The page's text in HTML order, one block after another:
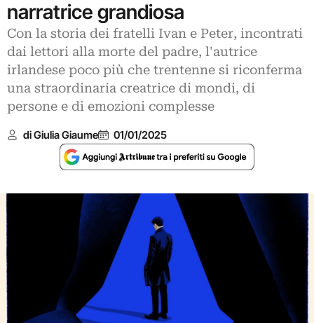
narratrice grandiosa
Con la storia dei fratelli Ivan e Peter, incontrati
dai lettori alla morte del padre, l'autrice
irlandese poco più che trentenne si riconferma
una straordinaria creatrice di mondi, di
persone e di emozioni complesse
di Giulia Giaume 01/01/2025